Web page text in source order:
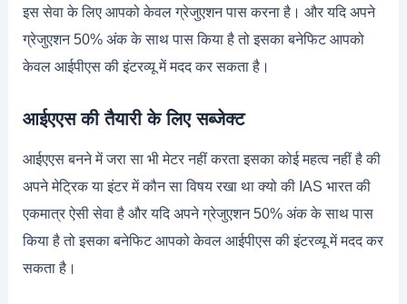
इस सेवा के लिए आपको केवल ग्रेजुएशन पास करना है। और यदि अपने
ग्रेजुएशन 50% अंक के साथ पास किया है तो इसका बनेफिट आपको
केवल आईपीएस की इंटरव्यू में मदद कर सकता है।
आईएएस की तैयारी के लिए सब्जेक्ट
आईएएस बनने में जरा सा भी मेटर नहीं करता इसका कोई महत्व नहीं है की
अपने मेट्रिक या इंटर में कौन सा विषय रखा था क्यो की IAS भारत की
एकमात्र ऐसी सेवा है और यदि अपने ग्रेजुएशन 50% अंक के साथ पास
किया है तो इसका बनेफिट आपको केवल आईपीएस की इंटरव्यू में मदद कर
सकता है।